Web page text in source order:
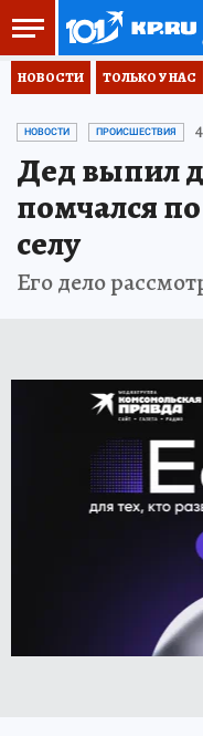
НОВОСТИ ТОЛЬКО У НАС
НОВОСТИ ПРОИСШЕСТВИЯ
Дед выпил
помчался
селу
Его дело